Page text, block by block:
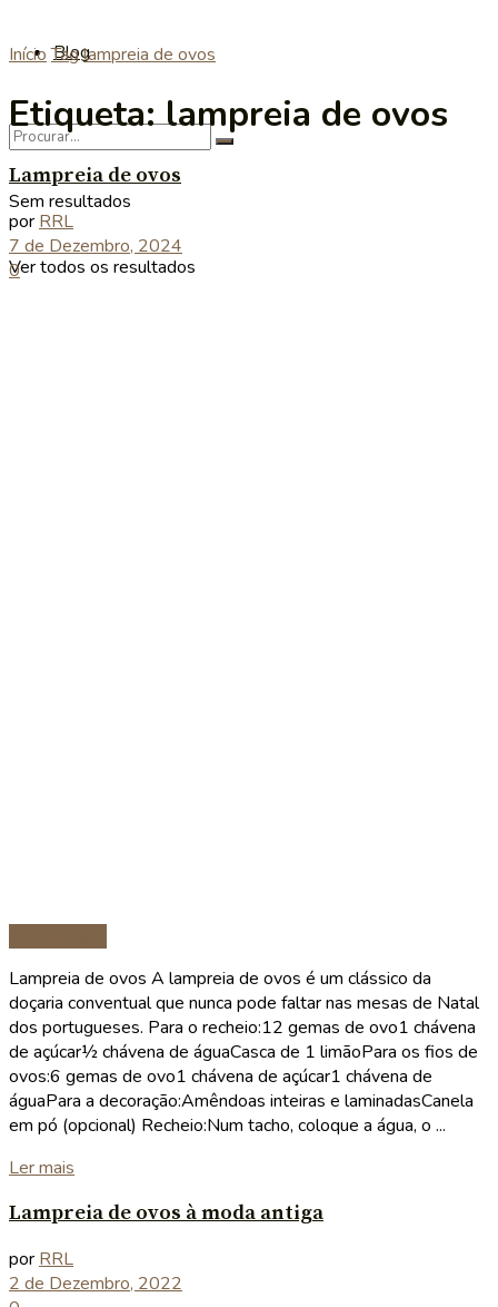
Blog
Sem resultados
Ver todos os resultados
Início Taglampreia de ovos
Etiqueta:lampreia de ovos
Lampreia de ovos
por RRL
7 de Dezembro, 2024
0
Lampreia de ovos A lampreia de ovos é um clássico da
doçaria conventual que nunca pode faltar nas mesas de Natal
dos portugueses. Para o recheio:12 gemas de ovo1 chávena
de açúcar½ chávena de águaCasca de 1 limãoPara os fios de
ovos:6 gemas de ovo1 chávena de açúcar1 chávena de
águaPara a decoração:Amêndoas inteiras e laminadasCanela
em pó (opcional) Recheio:Num tacho, coloque a água, o ...
Ler mais
Lampreia de ovos à moda antiga
por RRL
2 de Dezembro, 2022